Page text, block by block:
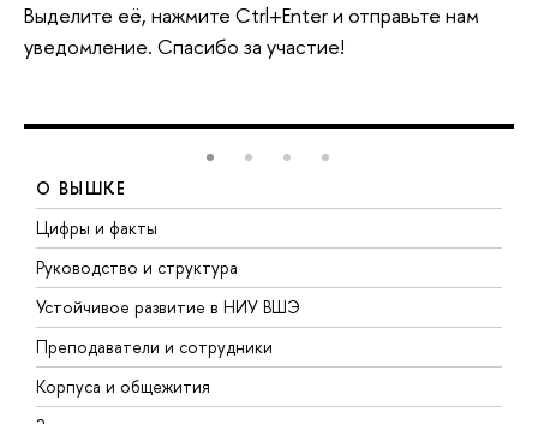
Выделите её, нажмите Ctrl+Enter и отправьте нам
уведомление. Спасибо за участие!
О ВЫШКЕ
Цифры и факты
Руководство и структура
Устойчивое развитие в НИУ ВШЭ
Преподаватели и сотрудники
Корпуса и общежития